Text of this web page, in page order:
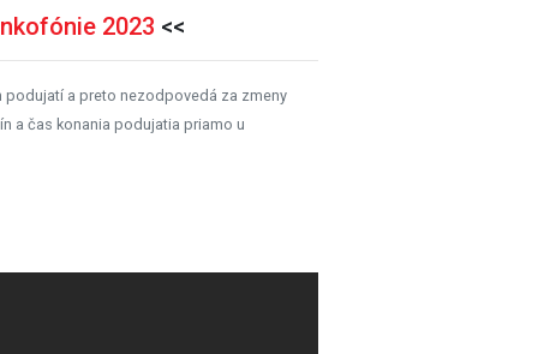
2023 <<
podujatí a preto nezodpovedá za zmeny
a čas konania podujatia priamo u